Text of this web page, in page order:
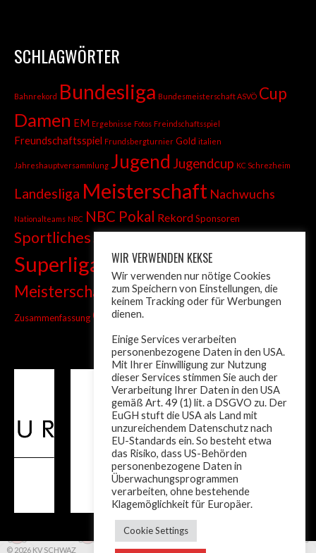
SCHLAGWÖRTER
Bahnrekord Bundesliga Bundesmeisterschaft ASVÖ Cup
Damen EM Ergebnisse Fotos Freindschaftsspiel
Freundschaftsspiel Frundsbergturnier Gold italien
Jahreshauptversammlung Jugend Jugendcup KC Schrezheim
Landesliga Meisterschaft Nachwuchs
Nationalteams NBC NBC Pokal RekordSponsoren
SportlichesSprint
Superliga TandemTiroler Liga
Meisterschaft Trainer Turnier Weltcup wm
Zusammenfassung ÖM Österreich
© 2026 KV SCHWAZ
WIR VERWENDEN KEKSE
Wir verwenden nur nötige Cookies
zum Speichern von Einstellungen, die
keinem Tracking oder für Werbungen
dienen.
Einige Services verarbeiten
personenbezogene Daten in den USA.
Mit Ihrer Einwilligung zur Nutzung
dieser Services stimmen Sie auch der
Verarbeitung Ihrer Daten in den USA
gemäß Art. 49 (1) lit. a DSGVO zu. Der
EuGH stuft die USA als Land mit
unzureichendem Datenschutz nach
EU-Standards ein. So besteht etwa
das Risiko, dass US-Behörden
personenbezogene Daten in
Überwachungsprogrammen
verarbeiten, ohne bestehende
Klagemöglichkeit für Europäer.
Cookie Settings